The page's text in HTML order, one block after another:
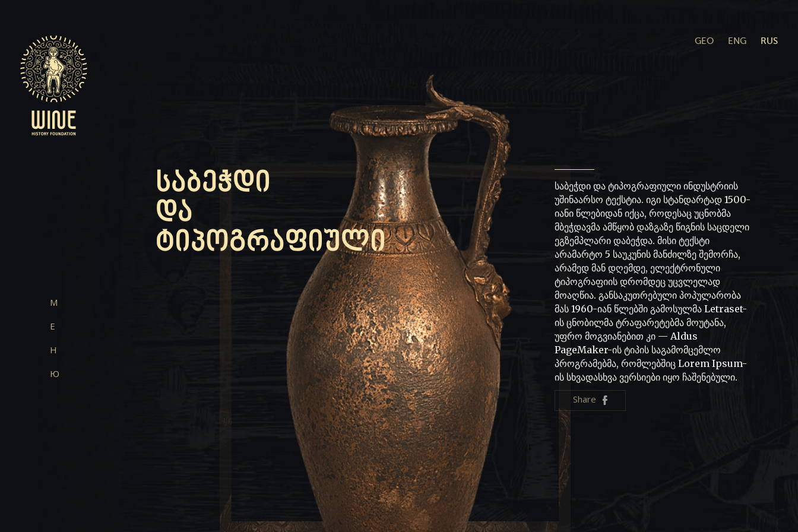
GEO ENG RUS
М
Е
Н
Ю
ᲡᲐᲑᲔᲭᲓᲘ
ᲓᲐ
ᲢᲘᲞᲝᲒᲠᲐᲤᲘᲣᲚᲘ
საბეჭდი და ტიპოგრაფიული ინდუსტრიის
უშინაარსო ტექსტია. იგი სტანდარტად 1500-
იანი წლებიდან იქცა, როდესაც უცნობმა
მბეჭდავმა ამწყობ დაზგაზე წიგნის საცდელი
ეგზემპლარი დაბეჭდა. მისი ტექსტი
არამარტო 5 საუკუნის მანძილზე შემორჩა,
არამედ მან დღემდე, ელექტრონული
ტიპოგრაფიის დრომდეც უცვლელად
მოაღწია. განსაკუთრებული პოპულარობა
მას 1960-იან წლებში გამოსულმა Letraset-
ის ცნობილმა ტრაფარეტებმა მოუტანა,
უფრო მოგვიანებით კი — Aldus
PageMaker-ის ტიპის საგამომცემლო
პროგრამებმა, რომლებშიც Lorem Ipsum-
ის სხვადასხვა ვერსიები იყო ჩაშენებული.
Share